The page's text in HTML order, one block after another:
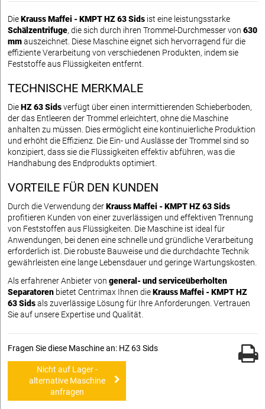
DieKrauss Maffei - KMPT HZ 63 Sids ist eine leistungsstarke
Schälzentrifuge, die sich durch ihren Trommel-Durchmesser von 630
mmauszeichnet. Diese Maschine eignet sich hervorragend für die
effiziente Verarbeitung von verschiedenen Produkten, indem sie
Feststoffe aus Flüssigkeiten entfernt.
TECHNISCHE MERKMALE
DieHZ 63 Sidsverfügt über einen intermittierenden Schieberboden,
der das Entleeren der Trommel erleichtert, ohne die Maschine
anhalten zu müssen. Dies ermöglicht eine kontinuierliche Produktion
und erhöht die Effizienz. Die Ein- und Auslässe der Trommel sind so
konzipiert, dass sie die Flüssigkeiten effektiv abführen, was die
Handhabung des Endprodukts optimiert.
VORTEILE FÜR DEN KUNDEN
Durch die Verwendung derKrauss Maffei - KMPT HZ 63 Sids
profitieren Kunden von einer zuverlässigen und effektiven Trennung
von Feststoffen aus Flüssigkeiten. Die Maschine ist ideal für
Anwendungen, bei denen eine schnelle und gründliche Verarbeitung
erforderlich ist. Die robuste Bauweise und die durchdachte Technik
gewährleisten eine lange Lebensdauer und geringe Wartungskosten.
Als erfahrener Anbieter von general- und serviceüberholten
Separatoren bietet Centrimax Ihnen dieKrauss Maffei - KMPT HZ
63 Sidsals zuverlässige Lösung für Ihre Anforderungen. Vertrauen
Sie auf unsere Expertise und Qualität.
Fragen Sie diese Maschine an: HZ 63 Sids
Nicht auf Lager -
alternative Maschine
anfragen